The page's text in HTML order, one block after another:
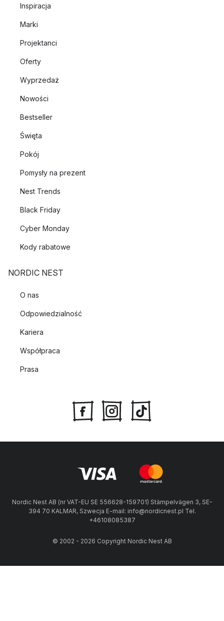
Inspiracja
Marki
Projektanci
Oferty
Wyprzedaż
Nowości
Bestseller
Święta
Pokój
Pomysły na prezent
Nest Trends
Black Friday
Cyber Monday
Kody rabatowe
NORDIC NEST
O nas
Odpowiedzialność
Kariera
Współpraca
Prasa
Nordic Nest AB (nr VAT-EU SE 556628-159701) Stämpelvägen 3, SE-
394 70 KALMAR, Szwecja E-mail: info@nordicnest.pl Tel.
+46108085387
© 2002 - 2026 Copyright Nordic Nest AB